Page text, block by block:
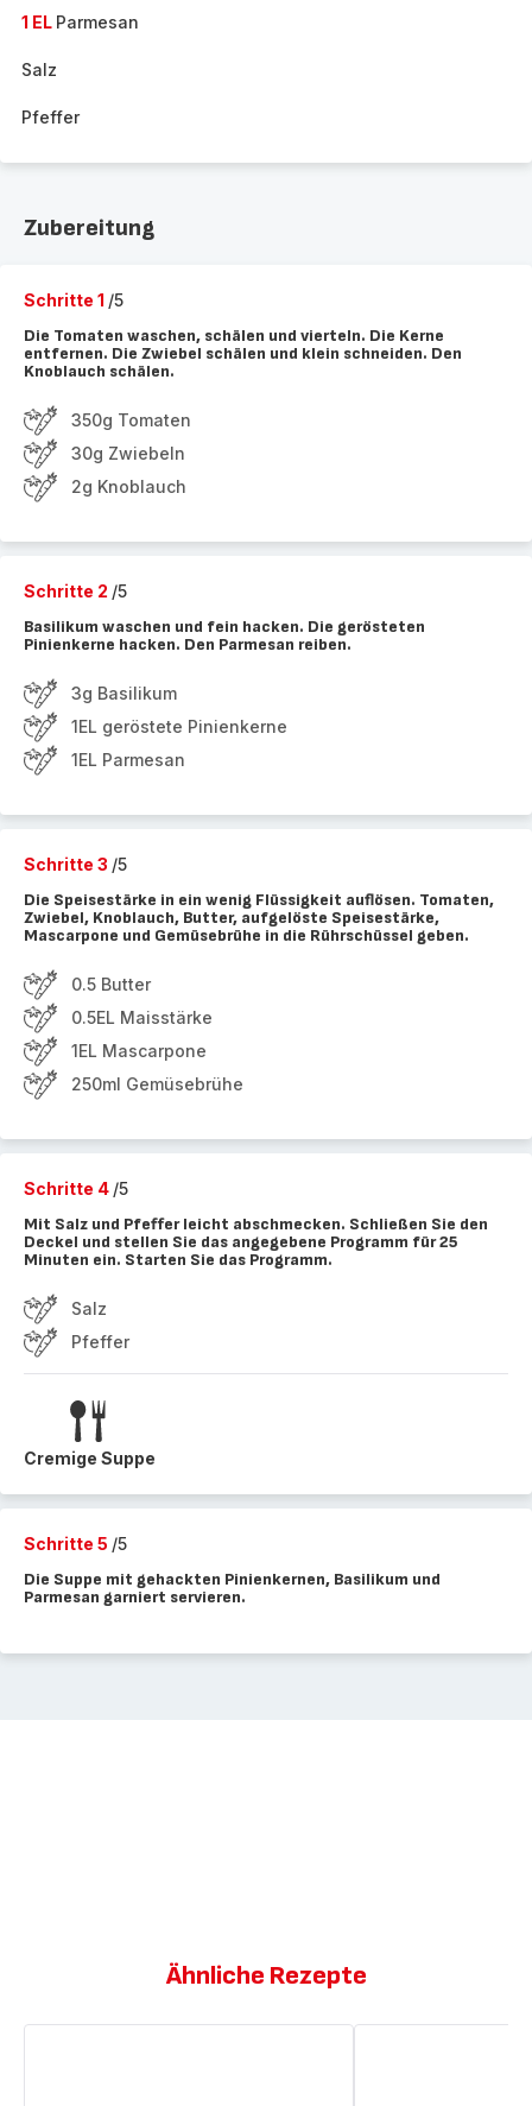
1 EL Parmesan
Salz
Pfeffer
Zubereitung
Schritte 1 /5
Die Tomaten waschen, schälen und vierteln. Die Kerne
entfernen. Die Zwiebel schälen und klein schneiden. Den
Knoblauch schälen.
350g Tomaten
30g Zwiebeln
2g Knoblauch
Schritte 2 /5
Basilikum waschen und fein hacken. Die gerösteten
Pinienkerne hacken. Den Parmesan reiben.
3g Basilikum
1EL geröstete Pinienkerne
1EL Parmesan
Schritte 3 /5
Die Speisestärke in ein wenig Flüssigkeit auflösen. Tomaten,
Zwiebel, Knoblauch, Butter, aufgelöste Speisestärke,
Mascarpone und Gemüsebrühe in die Rührschüssel geben.
0.5 Butter
0.5EL Maisstärke
1EL Mascarpone
250ml Gemüsebrühe
Schritte 4 /5
Mit Salz und Pfeffer leicht abschmecken. Schließen Sie den
Deckel und stellen Sie das angegebene Programm für 25
Minuten ein. Starten Sie das Programm.
Salz
Pfeffer
Cremige Suppe
Schritte 5 /5
Die Suppe mit gehackten Pinienkernen, Basilikum und
Parmesan garniert servieren.
Ähnliche Rezepte